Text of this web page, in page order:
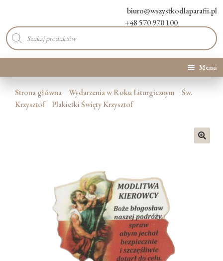
biuro@wszystkodlaparafii.pl
+48 570 970 100
Wyszukiwarka
produktów
Menu
Kategorie produktów
Strona główna Wydarzenia w Roku Liturgicznym
Św.
Krzysztof
Plakietki Święty Krzysztof